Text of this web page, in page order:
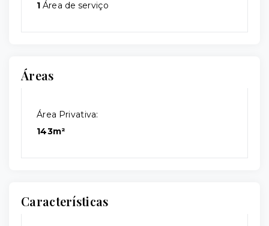
1 Área de serviço
Áreas
Área Privativa:
143m²
Características